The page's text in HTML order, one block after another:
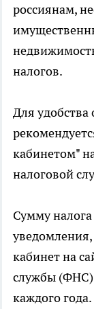
россиянам,
налогов.
Для удобства
кабинетом"
налоговой
Сумму
кабинет на
службы (ФНС)
каждого